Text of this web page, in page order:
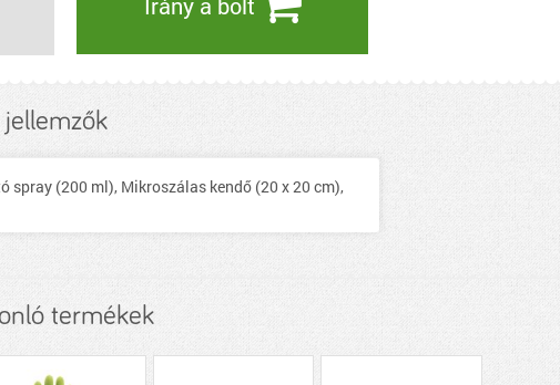
(200 ml), Mikroszálas kendő (20 x 20 cm),
termékek